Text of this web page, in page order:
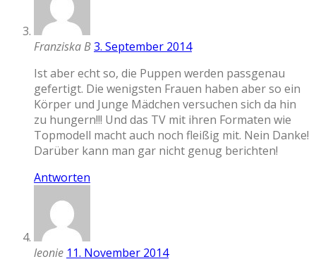
Franziska B3. September 2014
Ist aber echt so, die Puppen werden passgenau
gefertigt. Die wenigsten Frauen haben aber so ein
Körper und Junge Mädchen versuchen sich da hin
zu hungern!!! Und das TV mit ihren Formaten wie
Topmodell macht auch noch fleißig mit. Nein Danke!
Darüber kann man gar nicht genug berichten!
Antworten
leonie 11. November 2014